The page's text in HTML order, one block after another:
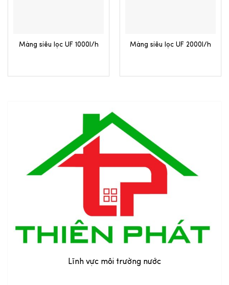
Màng siêu lọc UF 1000l/h Màng siêu lọc UF 2000l/h
Lĩnh vực môi trường nước